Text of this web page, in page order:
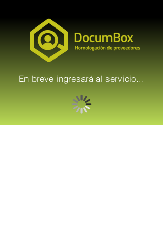
En breve ingresará al servicio...